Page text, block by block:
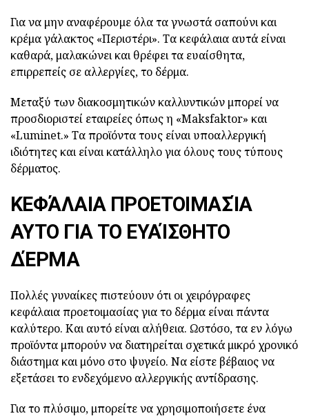
Για να μην αναφέρουμε όλα τα γνωστά σαπούνι και
κρέμα γάλακτος «Περιστέρι». Τα κεφάλαια αυτά είναι
καθαρά, μαλακώνει και θρέφει τα ευαίσθητα,
επιρρεπείς σε αλλεργίες, το δέρμα.
Μεταξύ των διακοσμητικών καλλυντικών μπορεί να
προσδιοριστεί εταιρείες όπως η «Maksfaktor» και
«Luminet.» Τα προϊόντα τους είναι υποαλλεργική
ιδιότητες και είναι κατάλληλο για όλους τους τύπους
δέρματος.
ΚΕΦΆΛΑΙΑ ΠΡΟΕΤΟΙΜΑΣΊΑ
ΑΥΤΟ ΓΙΑ ΤΟ ΕΥΑΊΣΘΗΤΟ
ΔΈΡΜΑ
Πολλές γυναίκες πιστεύουν ότι οι χειρόγραφες
κεφάλαια προετοιμασίας για το δέρμα είναι πάντα
καλύτερο. Και αυτό είναι αλήθεια. Ωστόσο, τα εν λόγω
προϊόντα μπορούν να διατηρείται σχετικά μικρό χρονικό
διάστημα και μόνο στο ψυγείο. Να είστε βέβαιος να
εξετάσει το ενδεχόμενο αλλεργικής αντίδρασης.
Για το πλύσιμο, μπορείτε να χρησιμοποιήσετε ένα